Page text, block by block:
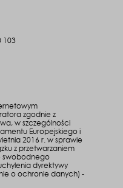
103
zgodnie z
w szczególności
Europejskiego i
2016 r. w sprawie
z przetwarzaniem
swobodnego
dyrektywy
o ochronie danych) -